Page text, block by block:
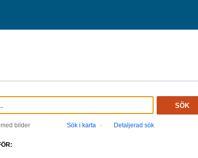
SÖK
bilder Sök i karta · Detaljerad sök